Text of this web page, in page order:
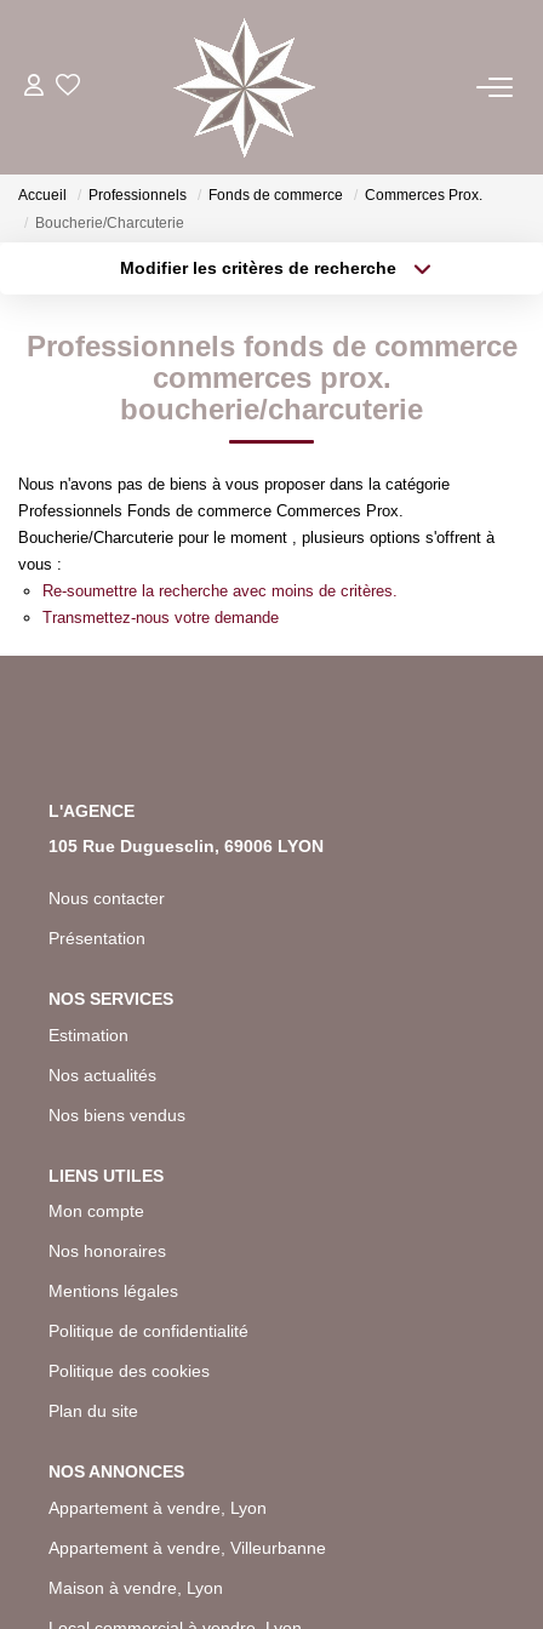
ACHETER
ESTIMER
LOUER
GÉRER
NOTRE AGENCE
CONTACT
Accueil Professionnels Fonds de commerce
Commerces Prox.
Boucherie/Charcuterie
Modifier les critères de recherche
Type de bien
Créer une alerte
Professionnels fonds de commerce
commerces prox.
boucherie/charcuterie
Nous n'avons pas de biens à vous proposer dans la catégorie
Professionnels Fonds de commerce Commerces Prox.
Boucherie/Charcuterie pour le moment , plusieurs options s'offrent à
vous :
Re-soumettre la recherche avec moins de critères.
Transmettez-nous votre demande
L'AGENCE
105 Rue Duguesclin, 69006 LYON
Nous contacter
Présentation
NOS SERVICES
Estimation
Nos actualités
Nos biens vendus
LIENS UTILES
Mon compte
Nos honoraires
Mentions légales
Politique de confidentialité
Politique des cookies
Plan du site
NOS ANNONCES
Appartement à vendre, Lyon
Appartement à vendre, Villeurbanne
Maison à vendre, Lyon